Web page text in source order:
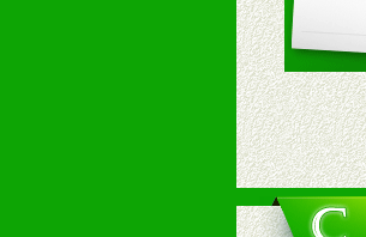
5、返利奖励
6、售后服务
7、退换货支
十、代理条件
1、拥有婴幼
2、认同公司
3、严格按照